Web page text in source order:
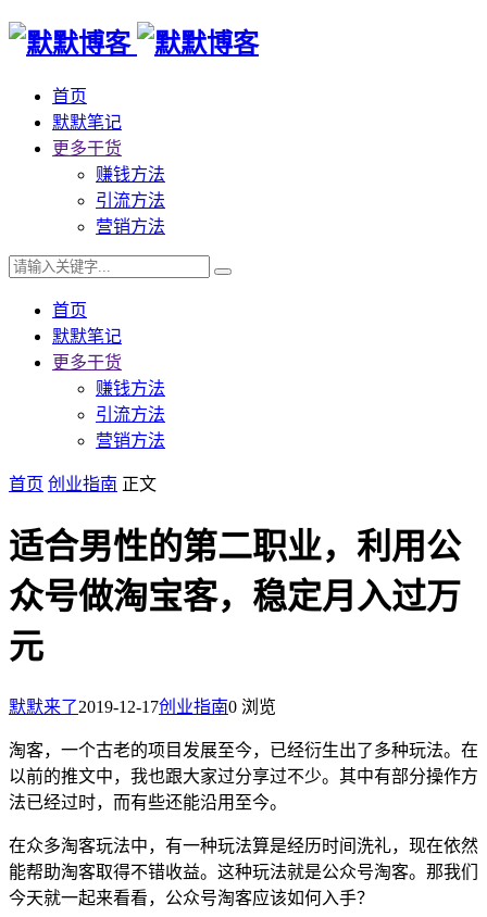
首页
默默笔记
更多干货
赚钱方法
引流方法
营销方法
首页
默默笔记
更多干货
赚钱方法
引流方法
营销方法
首页 创业指南 正文
适合男性的第二职业，利用公
众号做淘宝客，稳定月入过万
元
默默来了2019-12-17创业指南0 浏览
淘客，一个古老的项目发展至今，已经衍生出了多种玩法。在
以前的推文中，我也跟大家过分享过不少。其中有部分操作方
法已经过时，而有些还能沿用至今。
在众多淘客玩法中，有一种玩法算是经历时间洗礼，现在依然
能帮助淘客取得不错收益。这种玩法就是公众号淘客。那我们
今天就一起来看看，公众号淘客应该如何入手？